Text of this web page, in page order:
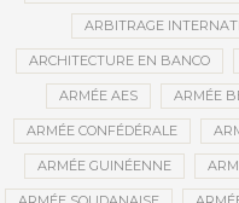
ARBITRAGE
ARCHITECTURE EN BANCO
ARMÉE AES ARMÉE
ARMÉE CONFÉDÉRALE
ARMÉE GUINÉENNE